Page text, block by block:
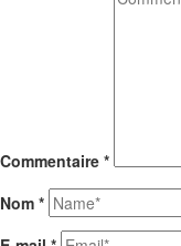
Commentaire *
Nom *